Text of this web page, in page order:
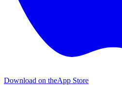
Download on theApp Store